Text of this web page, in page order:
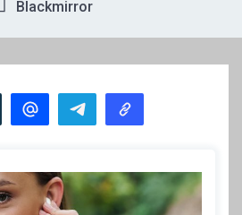
Blackmirror